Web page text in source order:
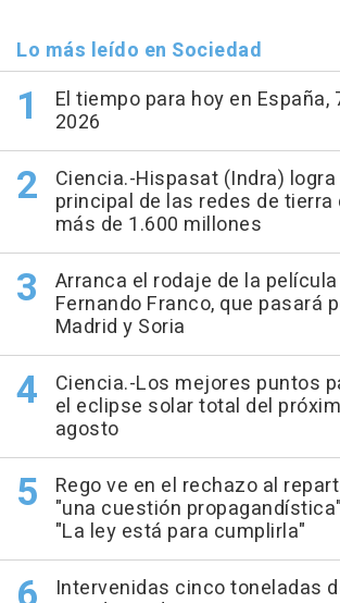
Lo más leído en Sociedad
El tiempo para hoy en España,
2026
Ciencia.-Hispasat (Indra)
principal de las redes de tierra
más de 1.600 millones
Arranca el rodaje de la
Fernando Franco, que pasará
Madrid y Soria
Ciencia.-Los mejores puntos
el eclipse solar total del
agosto
Rego ve en el rechazo al
"una cuestión
"La ley está para cumplirla"
Intervenidas cinco toneladas